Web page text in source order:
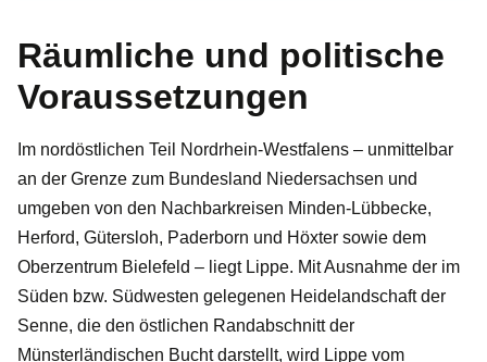
Räumliche und politische
Voraussetzungen
Im nordöstlichen Teil Nordrhein-Westfalens – unmittelbar
an der Grenze zum Bundesland Niedersachsen und
umgeben von den Nachbarkreisen Minden-Lübbecke,
Herford, Gütersloh, Paderborn und Höxter sowie dem
Oberzentrum Bielefeld – liegt Lippe. Mit Ausnahme der im
Süden bzw. Südwesten gelegenen Heidelandschaft der
Senne, die den östlichen Randabschnitt der
Münsterländischen Bucht darstellt, wird Lippe vom